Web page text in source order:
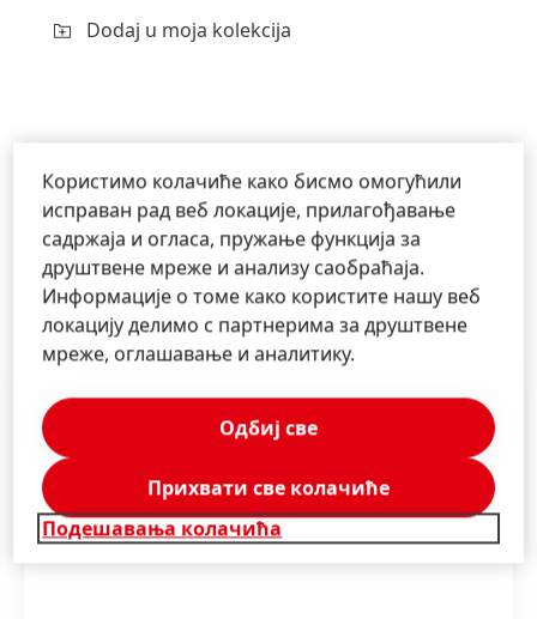
Dodaj u moja kolekcija
Dodatne informacije
Користимо колачиће како бисмо омогућили
исправан рад веб локације, прилагођавање
садржаја и огласа, пружање функција за
друштвене мреже и анализу саобраћаја.
Информације о томе како користите нашу веб
локацију делимо с партнерима за друштвене
мреже, оглашавање и аналитику.
Подешавања колачића
Одбиј све
Прихвати све колачиће